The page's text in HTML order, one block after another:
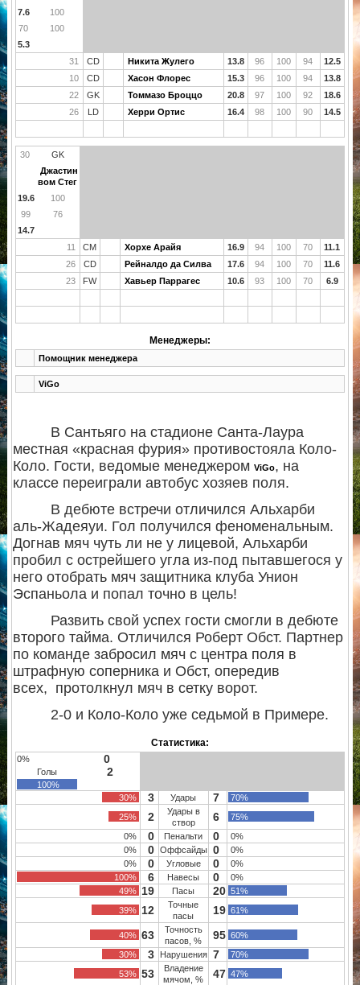
7.6
100
70
100
5.3
31
CD Никита Жулего 13.8 96 100 94
12.5
10
CD Хасон Флорес 15.3 96 100 94
13.8
22
GK Томмазо Броццо 20.8 97 100 92
18.6
26
LD Херри Ортис 16.4 98 100 90 14.5
30
GK
Джастин
вом Стег
19.6
100
99
76
14.7
11
CM Хорхе Арайя 16.9 94 100 70
11.1
26
CD Рейналдо да Силва 17.6 94 100 70
11.6
23
FW Хавьер Паррагес 10.6 93 100 70 6.9
Менеджеры:
Помощник менеджера
ViGo
В Сантьяго на стадионе Санта-Лаура
местная «красная фурия» противостояла Коло-
Коло. Гости, ведомые менеджером ViGo, на
классе переиграли автобус хозяев поля.
В дебюте встречи отличился Альхарби
аль-Жадеяуи. Гол получился феноменальным.
Догнав мяч чуть ли не у лицевой, Альхарби
пробил с острейшего угла из-под пытавшегося у
него отобрать мяч защитника клуба Унион
Эспаньола и попал точно в цель!
Развить свой успех гости смогли в дебюте
второго тайма. Отличился Роберт Обст. Партнер
по команде забросил мяч с центра поля в
штрафную соперника и Обст, опередив
всех, протолкнул мяч в сетку ворот.
2-0 и Коло-Коло уже седьмой в Примере.
Статистика:
0% 0
Голы 2
100%
30%
3 Удары 7
70%
25%
2
Удары в
створ
6
75%
0%
0 Пенальти 0
0%
0%
0 Оффсайды 0
0%
0%
0 Угловые 0
0%
100%
6 Навесы 0
0%
49% 19 Пасы 20 51%
39% 12
Точные
пасы
19 61%
40% 63
Точность
пасов, %
95 60%
30%
3 Нарушения 7
70%
53% 53
Владение
мячом, %
47 47%